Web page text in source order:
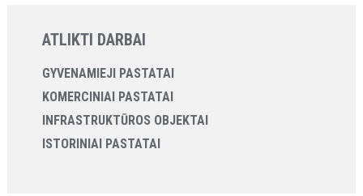
ATLIKTI DARBAI
GYVENAMIEJI PASTATAI
KOMERCINIAI PASTATAI
INFRASTRUKTŪROS OBJEKTAI
ISTORINIAI PASTATAI